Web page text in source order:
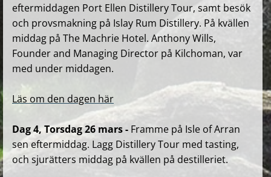
eftermiddagen Port Ellen Distillery Tour, samt besök
och provsmakning på Islay Rum Distillery. På kvällen
middag på The Machrie Hotel. Anthony Wills,
Founder and Managing Director på Kilchoman, var
med under middagen.
Läs om den dagen här
Dag 4, Torsdag 26 mars - Framme på Isle of Arran
sen eftermiddag. Lagg Distillery Tour med tasting,
och sjurätters middag på kvällen på destilleriet.